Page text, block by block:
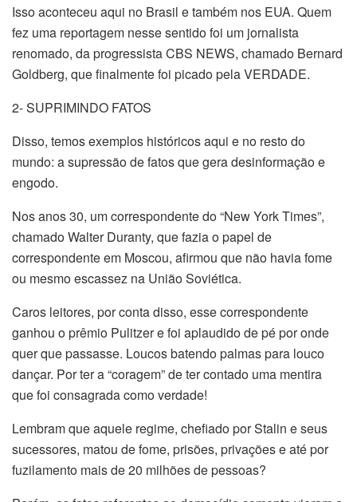
Isso aconteceu aqui no Brasil e também nos EUA. Quem
fez uma reportagem nesse sentido foi um jornalista
renomado, da progressista CBS NEWS, chamado Bernard
Goldberg, que finalmente foi picado pela VERDADE.
2- SUPRIMINDO FATOS
Disso, temos exemplos históricos aqui e no resto do
mundo: a supressão de fatos que gera desinformação e
engodo.
Nos anos 30, um correspondente do “New York Times”,
chamado Walter Duranty, que fazia o papel de
correspondente em Moscou, afirmou que não havia fome
ou mesmo escassez na União Soviética.
Caros leitores, por conta disso, esse correspondente
ganhou o prêmio Pulitzer e foi aplaudido de pé por onde
quer que passasse. Loucos batendo palmas para louco
dançar. Por ter a “coragem” de ter contado uma mentira
que foi consagrada como verdade!
Lembram que aquele regime, chefiado por Stalin e seus
sucessores, matou de fome, prisões, privações e até por
fuzilamento mais de 20 milhões de pessoas?